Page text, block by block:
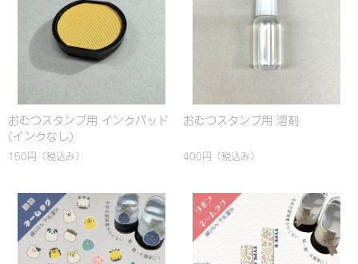
おむつスタンプ用 インクパッド
(インクなし)
150円 （税込み）
おむつスタンプ用 溶剤
400円 （税込み）